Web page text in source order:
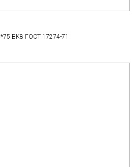
BK8 ГОСТ 17274-71